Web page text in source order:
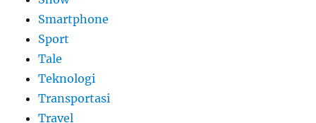
Smartphone
Sport
Tale
Teknologi
Transportasi
Travel